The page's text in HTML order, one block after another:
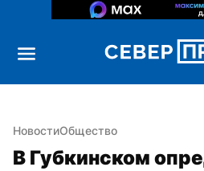
НовостиОбщество
В Губкинском